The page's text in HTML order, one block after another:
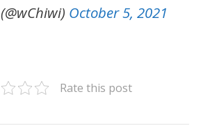
(@wChiwi) October 5, 2021
Rate this post